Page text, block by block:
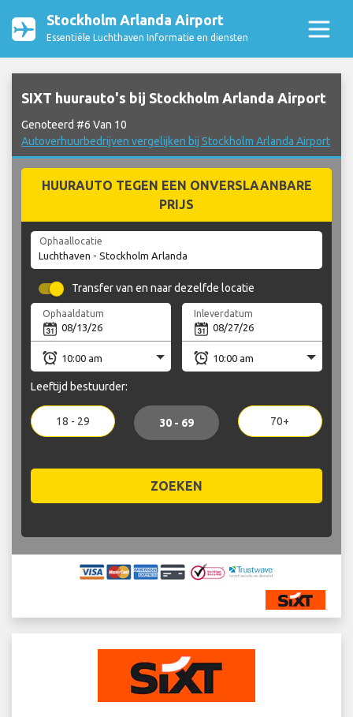
Stockholm Arlanda Airport
Essentiële Luchthaven Informatie en diensten
SIXT huurauto's bij Stockholm Arlanda Airport
Genoteerd #6 Van 10
Autoverhuurbedrijven vergelijken bij Stockholm Arlanda Airport
HUURAUTO TEGEN EEN ONVERSLAANBARE
PRIJS
Ophaallocatie
Transfer van en naar dezelfde locatie
Ophaaldatum Inleverdatum
Leeftijd bestuurder:
18 - 29 30 - 69 70+
ZOEKEN